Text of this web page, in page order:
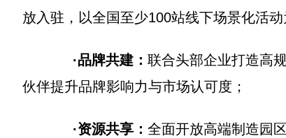
放入驻，以全国至少100站线下场景化活
·品牌共建： 联合头部企业打造高
伙伴提升品牌影响力与市场认可度；
·资源共享： 全面开放高端制造园